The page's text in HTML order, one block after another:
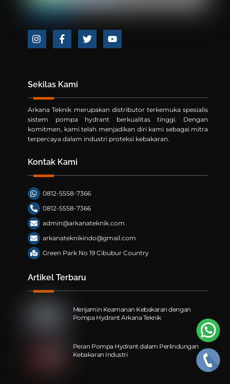
Icon
Icon
Icon
Icon
Sekilas Kami
Arkana Teknik merupakan distributor terkemuka spesialis
sistem pompa hydrant berkualitas tinggi. Dengan
komitmen, kami telah menjadikan diri kami sebagai mitra
terpercaya dalam industri proteksi kebakaran.
Kontak Kami
0812-5558-7366
0812-5558-7366
admin@arkanateknik.com
arkanateknikindo@gmail.com
Green Park No 19 Cibubur Country
Artikel Terbaru
Menjamin Keamanan Kebakaran dengan
Pompa Hydrant Arkana Teknik
Peran Pompa Hydrant dalam Perlindungan
Kebakaran Industri